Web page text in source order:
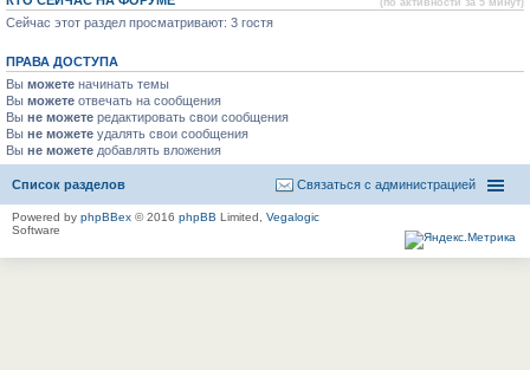
Сейчас этот раздел просматривают: 3 гостя
ПРАВА ДОСТУПА
Вы можете начинать темы
Вы можете отвечать на сообщения
Вы не можете редактировать свои сообщения
Вы не можете удалять свои сообщения
Вы не можете добавлять вложения
Список разделов Связаться с администрацией
Powered by phpBBex © 2016 phpBB Limited, Vegalogic
Software